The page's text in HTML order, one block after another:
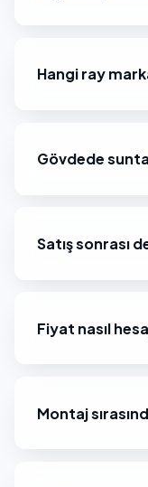
Hangi ray
Gövdede
Satış sonrası
Fiyat nasıl
Montaj